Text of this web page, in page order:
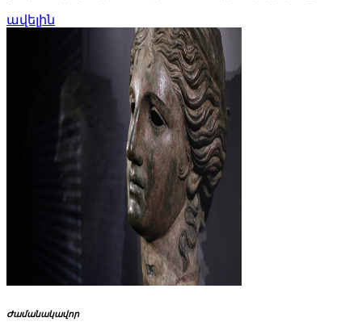
ավելին
Ժամանակավոր